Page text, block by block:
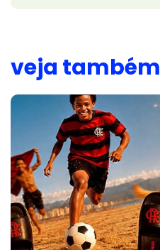
veja também